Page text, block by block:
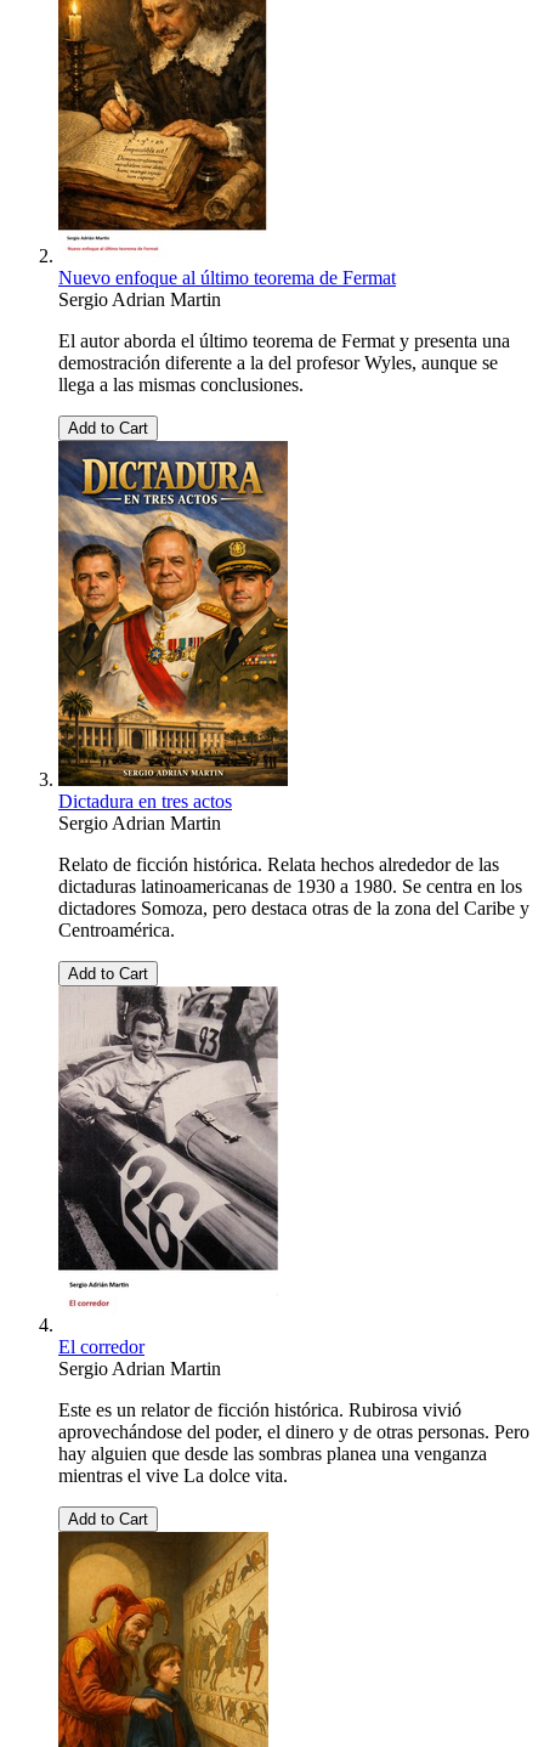
Nuevo enfoque al último teorema de Fermat
Sergio Adrian Martin
El autor aborda el último teorema de Fermat y presenta una
demostración diferente a la del profesor Wyles, aunque se
llega a las mismas conclusiones.
Add to Cart
Dictadura en tres actos
Sergio Adrian Martin
Relato de ficción histórica. Relata hechos alrededor de las
dictaduras latinoamericanas de 1930 a 1980. Se centra en los
dictadores Somoza, pero destaca otras de la zona del Caribe y
Centroamérica.
Add to Cart
El corredor
Sergio Adrian Martin
Este es un relator de ficción histórica. Rubirosa vivió
aprovechándose del poder, el dinero y de otras personas. Pero
hay alguien que desde las sombras planea una venganza
mientras el vive La dolce vita.
Add to Cart